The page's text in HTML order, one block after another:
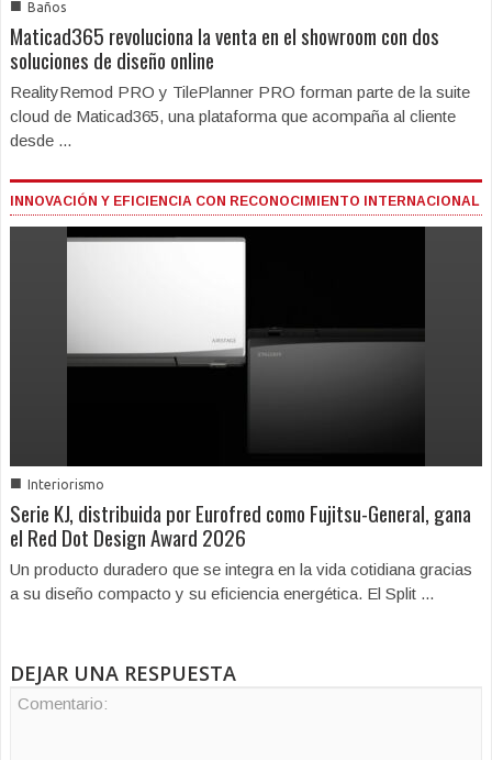
■ Baños
Maticad365 revoluciona la venta en el showroom con dos
soluciones de diseño online
RealityRemod PRO y TilePlanner PRO forman parte de la suite
cloud de Maticad365, una plataforma que acompaña al cliente
desde ...
INNOVACIÓN Y EFICIENCIA CON RECONOCIMIENTO INTERNACIONAL
■ Interiorismo
Serie KJ, distribuida por Eurofred como Fujitsu-General, gana
el Red Dot Design Award 2026
Un producto duradero que se integra en la vida cotidiana gracias
a su diseño compacto y su eficiencia energética. El Split ...
DEJAR UNA RESPUESTA